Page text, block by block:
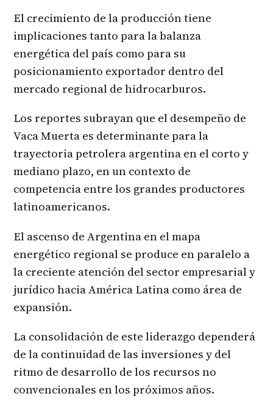
El crecimiento de la producción tiene
implicaciones tanto para la balanza
energética del país como para su
posicionamiento exportador dentro del
mercado regional de hidrocarburos.
Los reportes subrayan que el desempeño de
Vaca Muerta es determinante para la
trayectoria petrolera argentina en el corto y
mediano plazo, en un contexto de
competencia entre los grandes productores
latinoamericanos.
El ascenso de Argentina en el mapa
energético regional se produce en paralelo a
la creciente atención del sector empresarial y
jurídico hacia América Latina como área de
expansión.
La consolidación de este liderazgo dependerá
de la continuidad de las inversiones y del
ritmo de desarrollo de los recursos no
convencionales en los próximos años.